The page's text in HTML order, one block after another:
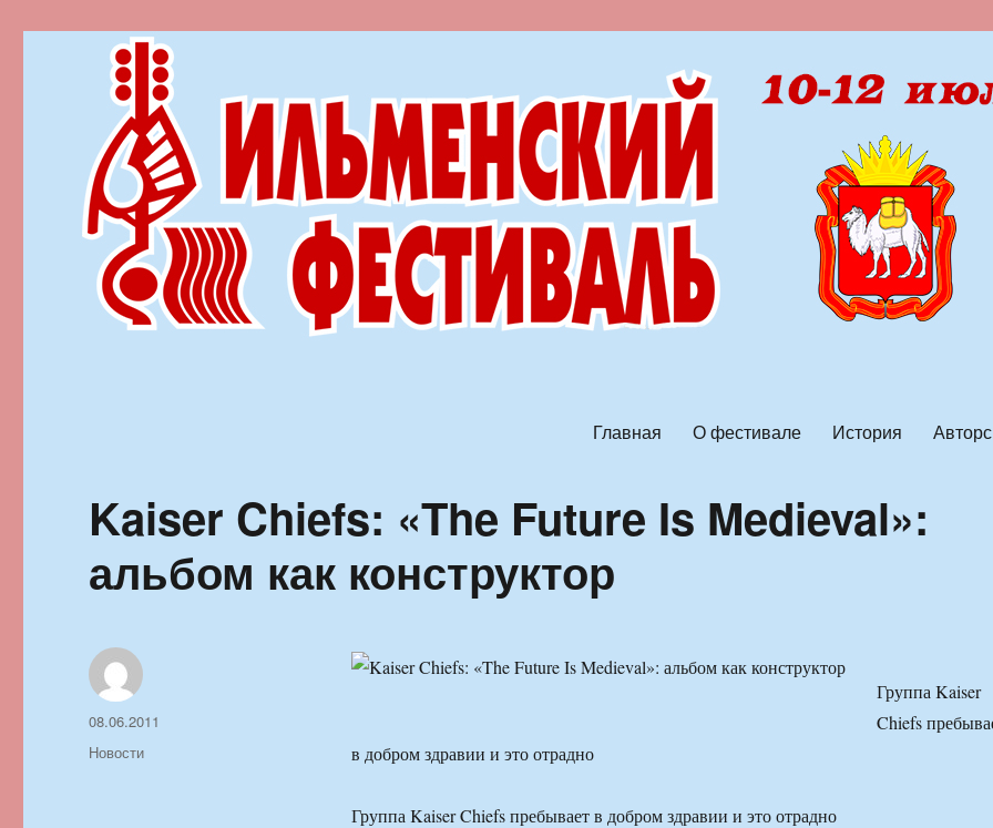
Главная О фестивале История
Kaiser Chiefs: «The Future Is Medieval»:
альбом как конструктор
Группа Kaiser
Chiefs
в добром здравии и это отрадно
Группа Kaiser Chiefs пребывает в добром здравии и это отрадно
Автор
Опубликовано
08.06.2011
Рубрики
Новости